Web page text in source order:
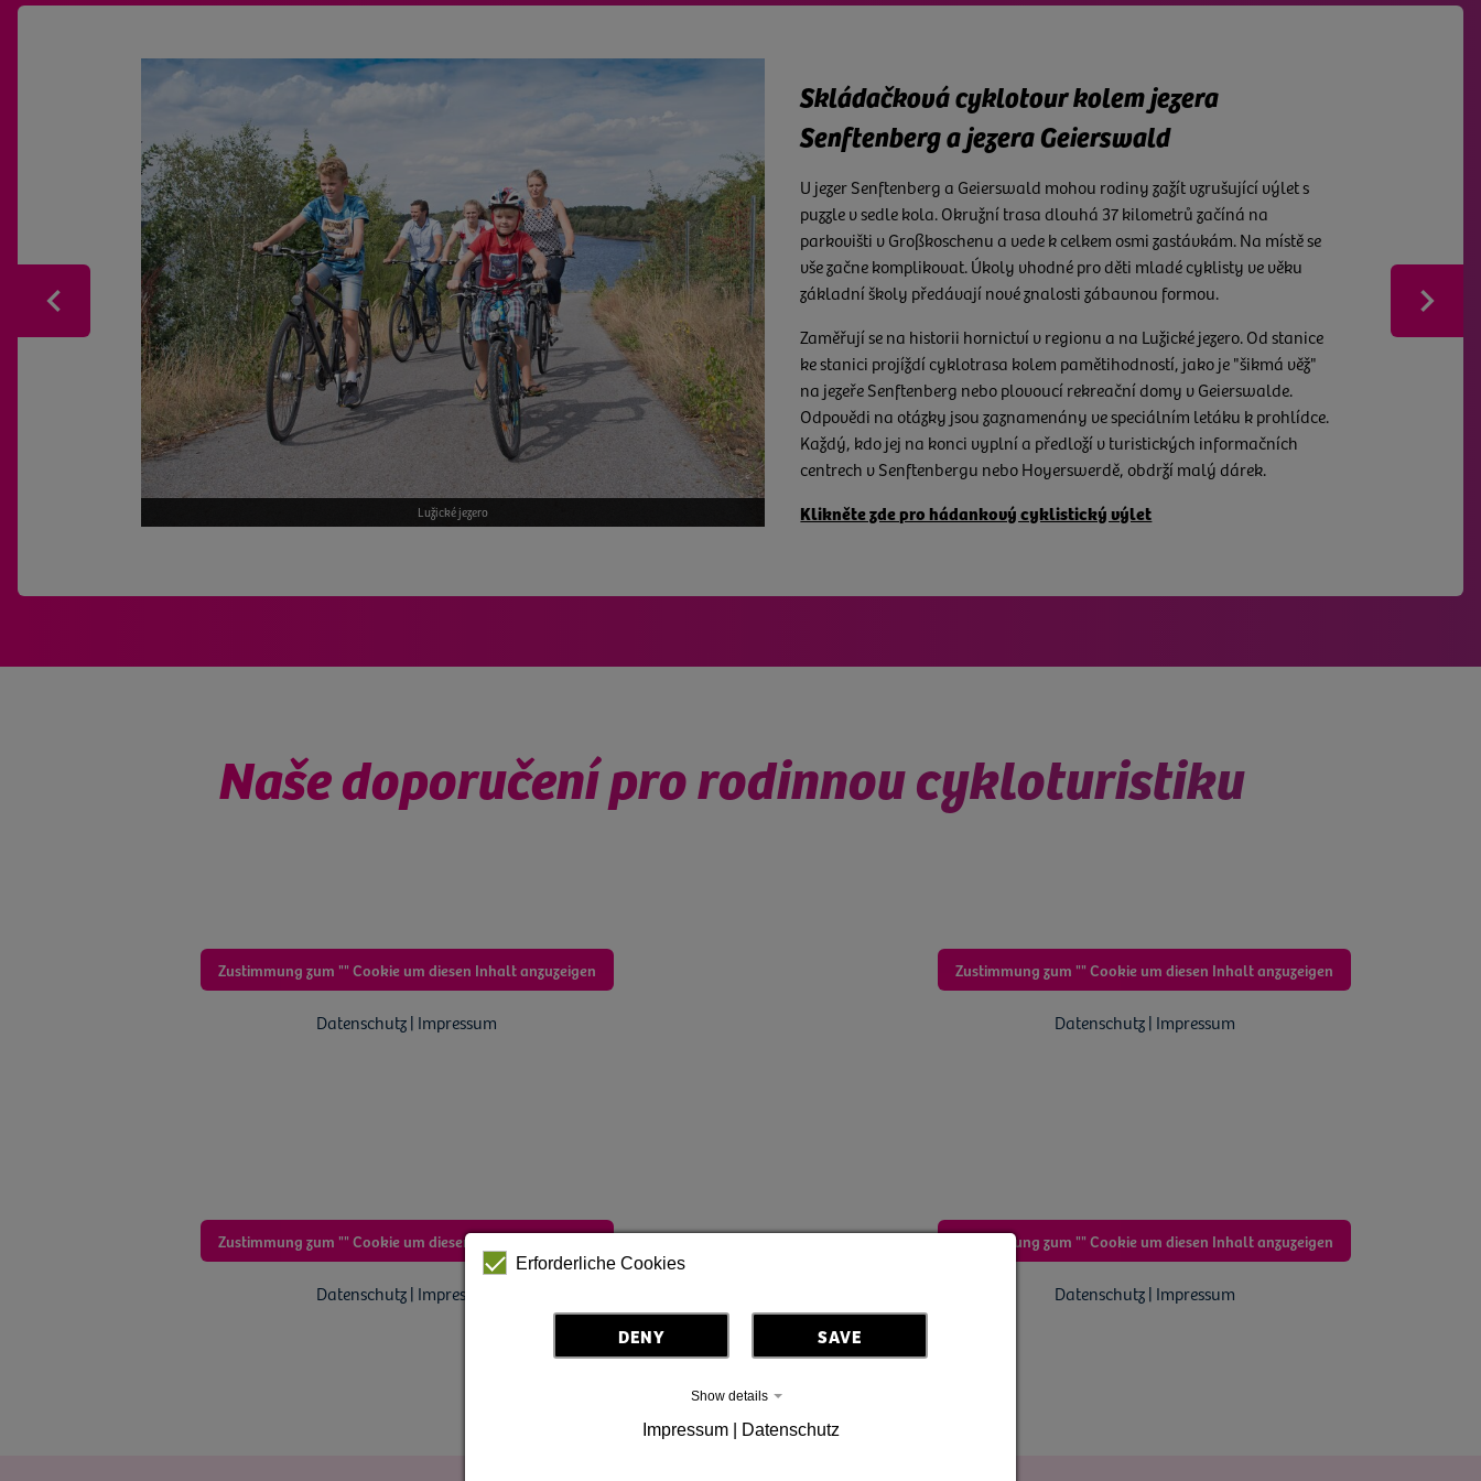
Na cyklostezce Odra-Nisa
Cyklostezky vhodné pro rodiny
Objevte nejkrásnější kouty Horní Lužice na dvou kolech: několik
snadnou organizaci příjezdu a odjezdu na . To je výhoda zejména při jízdě
na kole s dětmi.
Nabídka okružních tras je pestrá. Vedou podél břehů idylických jezer nebo
kolem láskyplně restaurovaných hrázděných domů. Cyklisticky nadšené
každého, kdo mezi tím dostane hlad, je dobře postaráno. Na trasách je
spousta restaurací a kaváren, které jsou dobře vybaveny i pro potřeby
mladších hostů.
Lužické jezero
Skládačková cyklotour kolem jezera
Senftenberg a jezera Geierswald
U jezer Senftenberg a Geierswald mohou rodiny zažít vzrušující výlet s
puzzle v sedle kola. Okružní trasa dlouhá 37 kilometrů začíná na
parkovišti v Großkoschenu a vede k celkem osmi zastávkám. Na místě se
vše začne komplikovat. Úkoly vhodné pro děti mladé cyklisty ve věku
základní školy předávají nové znalosti zábavnou formou.
Zaměřují se na historii hornictví v regionu a na Lužické jezero. Od stanice
ke stanici projíždí cyklotrasa kolem pamětihodností, jako je "šikmá věž"
na jezeře Senftenberg nebo plovoucí rekreační domy v Geierswalde.
Odpovědi na otázky jsou zaznamenány ve speciálním letáku k prohlídce.
Každý, kdo jej na konci vyplní a předloží v turistických informačních
centrech v Senftenbergu nebo Hoyerswerdě, obdrží malý dárek.
Klikněte zde pro hádankový cyklistický výlet
Naše doporučení pro rodinnou cykloturistiku
Zustimmung zum "" Cookie um diesen Inhalt anzuzeigen
Datenschutz | Impressum
Zustimmung zum "" Cookie um diesen Inhalt anzuzeigen
Datenschutz | Impressum
Zustimmung zum "" Cookie um diesen Inhalt anzuzeigen
Datenschutz | Impressum
Zustimmung zum "" Cookie um diesen Inhalt anzuzeigen
Datenschutz | Impressum
Erforderliche Cookies
DENY SAVE
Show details
Impressum | Datenschutz